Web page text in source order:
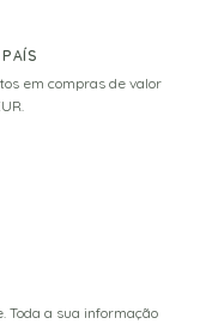
em compras de valor
Toda a sua informação